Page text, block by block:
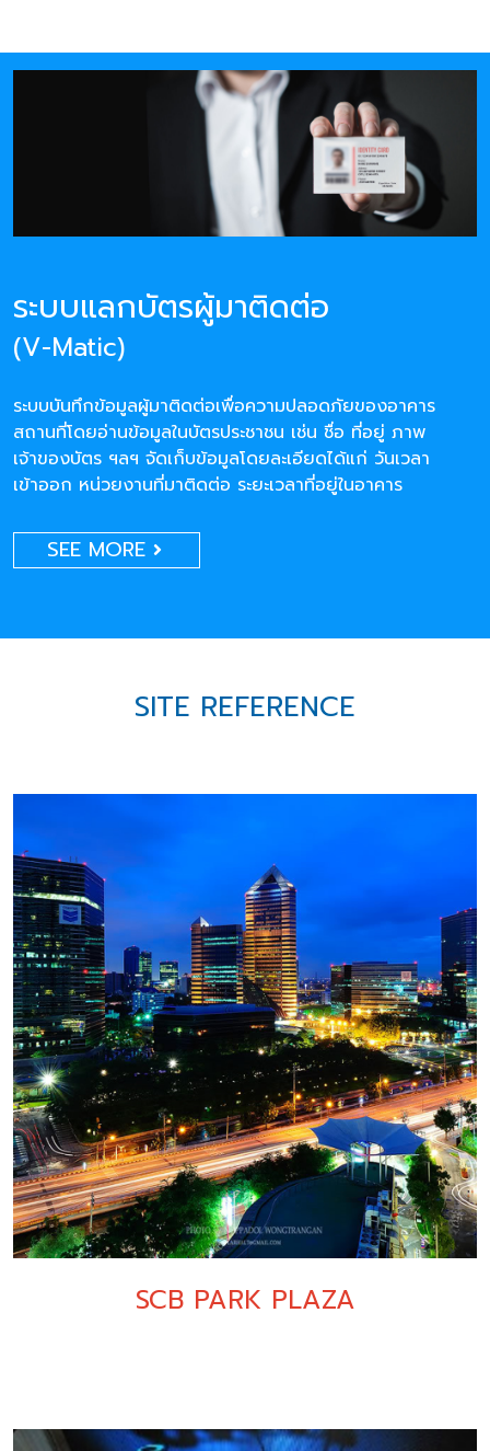
ระบบแลกบัตรผู้มาติดต่อ
(V-Matic)
ระบบบันทึกข้อมูลผู้มาติดต่อเพื่อความปลอดภัยของอาคาร
สถานที่โดยอ่านข้อมูลในบัตรประชาชน เช่น ชื่อ ที่อยู่ ภาพ
เจ้าของบัตร ฯลฯ จัดเก็บข้อมูลโดยละเอียดได้แก่ วันเวลา
เข้าออก หน่วยงานที่มาติดต่อ ระยะเวลาที่อยู่ในอาคาร
SEE MORE
SITE REFERENCE
SCB PARK PLAZA